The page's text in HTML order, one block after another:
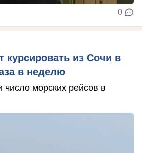
0
курсировать из Сочи в
в неделю
число морских рейсов в